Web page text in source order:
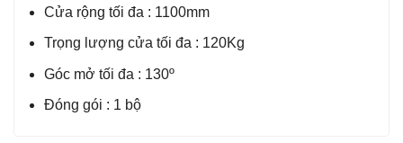
Cửa rộng tối đa : 1100mm
Trọng lượng cửa tối đa : 120Kg
Góc mở tối đa : 130º
Đóng gói : 1 bộ